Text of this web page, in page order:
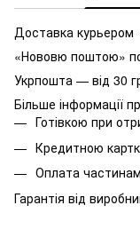
Доставка курьером
«Нововю поштою»
Укрпошта — від 30
Більше інформації
Готівкою при
Кредитною
Оплата
Гарантія від